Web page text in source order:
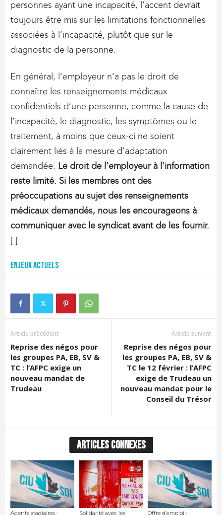
personnes ayant une incapacité, l’accent devrait
toujours être mis sur les limitations fonctionnelles
associées à l’incapacité, plutôt que sur le
diagnostic de la personne.
En général, l’employeur n’a pas le droit de
connaître les renseignements médicaux
confidentiels d’une personne, comme la cause de
l’incapacité, le diagnostic, les symptômes ou le
traitement, à moins que ceux-ci ne soient
clairement liés à la mesure d’adaptation
demandée. Le droit de l’employeur à l’information
reste limité. Si les membres ont des
préoccupations au sujet des renseignements
médicaux demandés, nous les encourageons à
communiquer avec le syndicat avant de les fournir.
[:]
Enjeux actuels
Article précédent
Reprise des négos pour
les groupes PA, EB, SV &
TC : l’AFPC exige un
nouveau mandat de
Trudeau
Article suivant
Reprise des négos pour
les groupes PA, EB, SV &
TC le 12 février : l’AFPC
exige de Trudeau un
nouveau mandat pour le
Conseil du Trésor
ARTICLES CONNEXES
Agents stagiaires : Solidarité avec les Offre d’emploi :